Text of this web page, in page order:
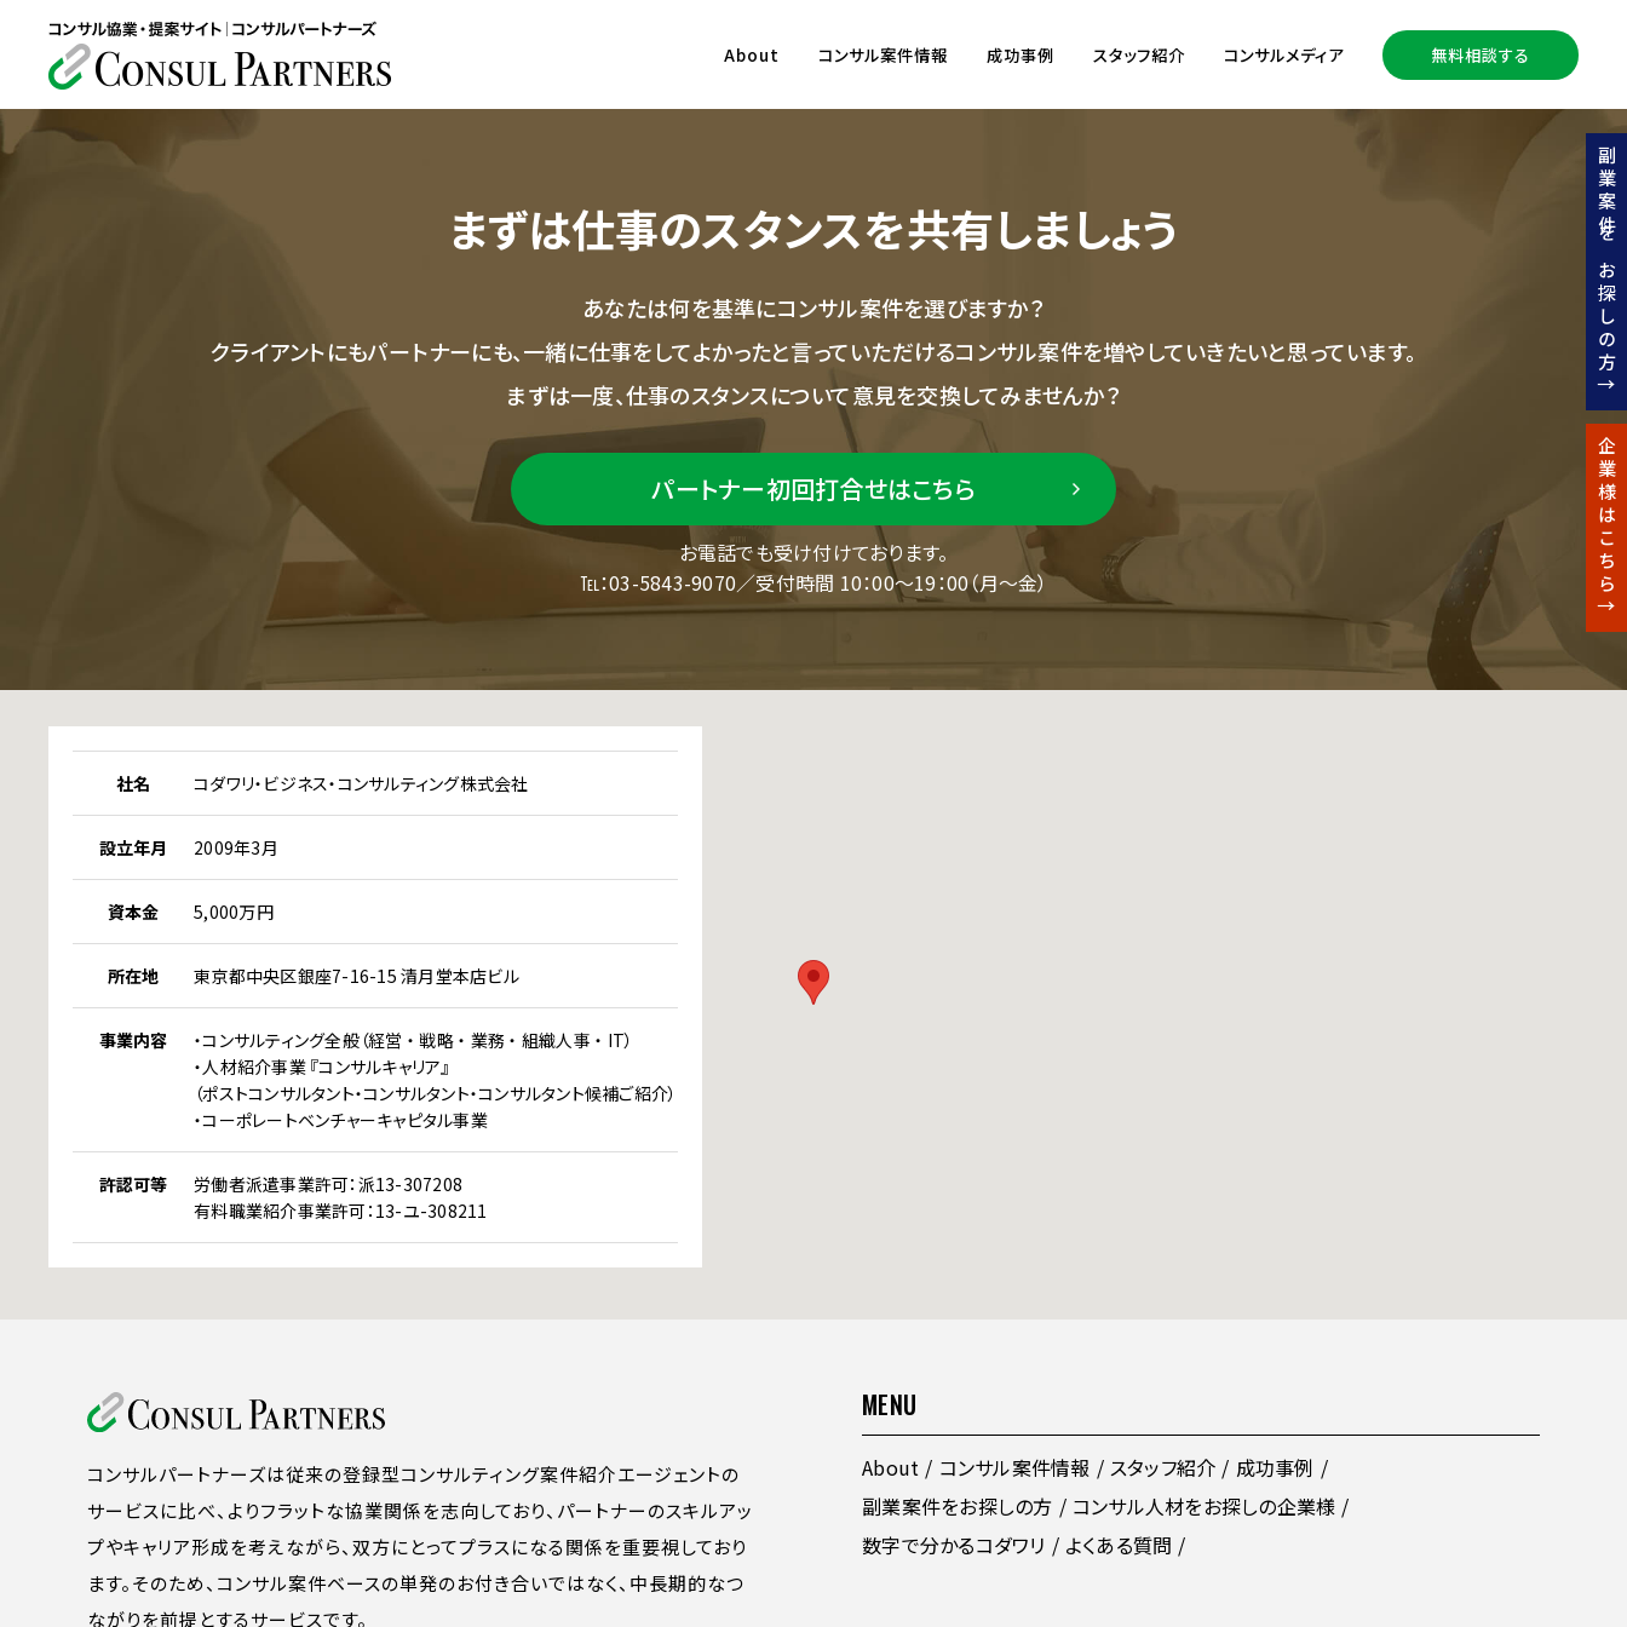
About コンサル案件情報 成功事例 スタッフ紹介 コンサルメディア 無料相談する
副業案件をお探しの方↑
企業様はこちら↑
まずは仕事のスタンスを共有しましょう
あなたは何を基準にコンサル案件を選びますか？
クライアントにもパートナーにも、一緒に仕事をしてよかったと言っていただけるコンサル案件を増やしていきたいと思っています。
まずは一度、仕事のスタンスについて意見を交換してみませんか？
パートナー初回打合せはこちら
お電話でも受け付けております。
℡：03-5843-9070／受付時間 10：00～19：00（月～金）
社名 コダワリ・ビジネス・コンサルティング株式会社
設立年月 2009年3月
資本金 5,000万円
所在地 東京都中央区銀座7-16-15 清月堂本店ビル
事業内容
・コンサルティング全般（経営 ・ 戦略 ・ 業務 ・ 組織人事 ・ IT）
・人材紹介事業 『コンサルキャリア』
（ポストコンサルタント・コンサルタント・コンサルタント候補ご紹介）
・コーポレートベンチャーキャピタル事業
許認可等
労働者派遣事業許可：派13-307208
有料職業紹介事業許可：13-ユ-308211
コンサルパートナーズは従来の登録型コンサルティング案件紹介エージェントの
サービスに比べ、よりフラットな協業関係を志向しており、パートナーのスキルアッ
プやキャリア形成を考えながら、双方にとってプラスになる関係を重要視しており
ます。そのため、コンサル案件ベースの単発のお付き合いではなく、中長期的なつ
ながりを前提とするサービスです。
MENU
About コンサル案件情報 スタッフ紹介
成功事例
副業案件をお探しの方
コンサル人材をお探しの企業様
数字で分かるコダワリ
よくある質問